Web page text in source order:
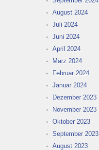
August 2024
Juli 2024
Juni 2024
April 2024
März 2024
Februar 2024
Januar 2024
Dezember 2023
November 2023
Oktober 2023
September 2023
August 2023